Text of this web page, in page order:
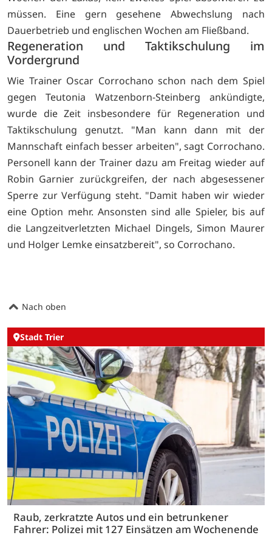
müssen. Eine gern gesehene Abwechslung nach
Dauerbetrieb und englischen Wochen am Fließband.
Regeneration und Taktikschulung im
Vordergrund
Wie Trainer Oscar Corrochano schon nach dem Spiel
gegen Teutonia Watzenborn-Steinberg ankündigte,
wurde die Zeit insbesondere für Regeneration und
Taktikschulung genutzt. "Man kann dann mit der
Mannschaft einfach besser arbeiten", sagt Corrochano.
Personell kann der Trainer dazu am Freitag wieder auf
Robin Garnier zurückgreifen, der nach abgesessener
Sperre zur Verfügung steht. "Damit haben wir wieder
eine Option mehr. Ansonsten sind alle Spieler, bis auf
die Langzeitverletzten Michael Dingels, Simon Maurer
und Holger Lemke einsatzbereit", so Corrochano.
Nach oben
Stadt Trier
Raub, zerkratzte Autos und ein betrunkener
Fahrer: Polizei mit 127 Einsätzen am Wochenende